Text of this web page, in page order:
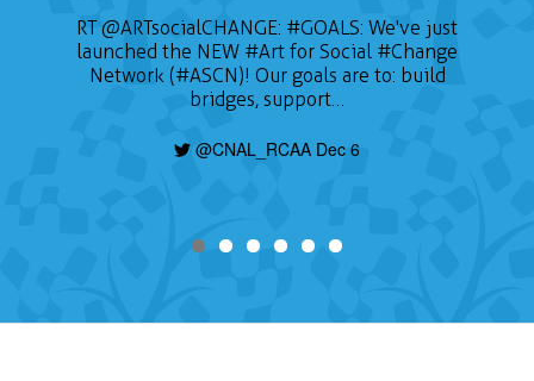
RT@ARTsocialCHANGE: #GOALS: We've just
launched the NEW #Art for Social #Change
Network (#ASCN)! Our goals are to: build
bridges, support…
@CNAL_RCAA Dec 6